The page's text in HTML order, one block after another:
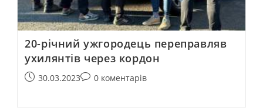
20-річний ужгородець переправляв
ухилянтів через кордон
30.03.2023 0 коментарів